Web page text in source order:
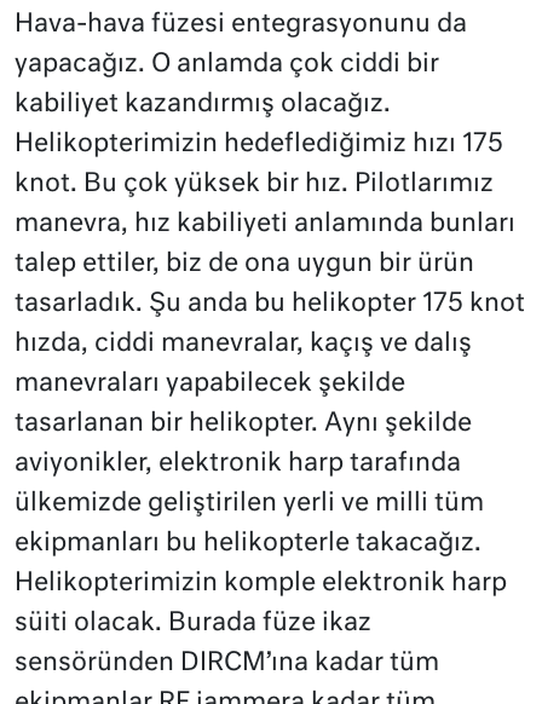
Hava-hava füzesi entegrasyonunu da
yapacağız. O anlamda çok ciddi bir
kabiliyet kazandırmış olacağız.
Helikopterimizin hedeflediğimiz hızı 175
knot. Bu çok yüksek bir hız. Pilotlarımız
manevra, hız kabiliyeti anlamında bunları
talep ettiler, biz de ona uygun bir ürün
tasarladık. Şu anda bu helikopter 175 knot
hızda, ciddi manevralar, kaçış ve dalış
manevraları yapabilecek şekilde
tasarlanan bir helikopter. Aynı şekilde
aviyonikler, elektronik harp tarafında
ülkemizde geliştirilen yerli ve milli tüm
ekipmanları bu helikopterle takacağız.
Helikopterimizin komple elektronik harp
süiti olacak. Burada füze ikaz
sensöründen DIRCM’ına kadar tüm